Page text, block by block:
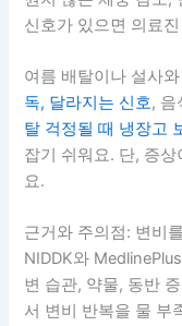
신호가 있으면 의료
여름 배탈이나 설사
독, 달라지는 신호, 음
탈 걱정될 때 냉장고
잡기 쉬워요. 단, 증
요.
근거와 주의점: 변비
NIDDK와
변 습관, 약물, 동반
서 변비 반복을 물 부